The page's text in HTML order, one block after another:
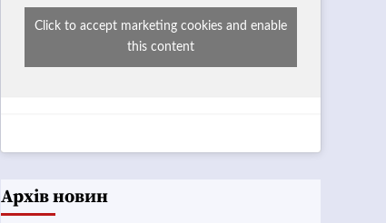
Click to accept marketing cookies and enable
this content
Архів новин